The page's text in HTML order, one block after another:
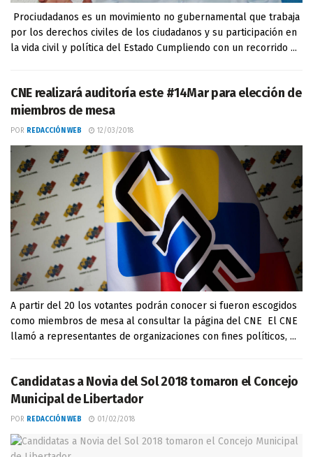
Prociudadanos es un movimiento no gubernamental que trabaja
por los derechos civiles de los ciudadanos y su participación en
la vida civil y política del Estado Cumpliendo con un recorrido ...
CNE realizará auditoría este #14Mar para elección de
miembros de mesa
POR REDACCIÓN WEB 12/03/2018
A partir del 20 los votantes podrán conocer si fueron escogidos
como miembros de mesa al consultar la página del CNE El CNE
llamó a representantes de organizaciones con fines políticos, ...
Candidatas a Novia del Sol 2018 tomaron el Concejo
Municipal de Libertador
POR REDACCIÓN WEB 01/02/2018